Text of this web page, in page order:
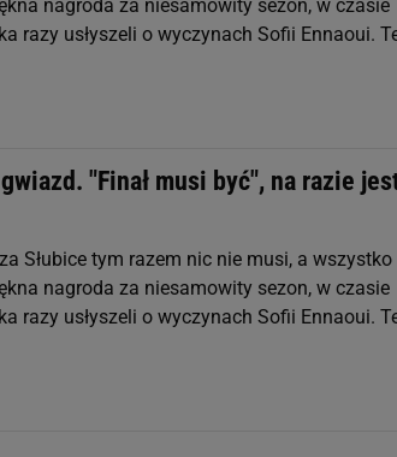
nagroda za niesamowity sezon, w czasie
razy usłyszeli o wyczynach Sofii Ennaoui.
"Finał musi być", na razie
Słubice tym razem nic nie musi, a wszystko
nagroda za niesamowity sezon, w czasie
razy usłyszeli o wyczynach Sofii Ennaoui.